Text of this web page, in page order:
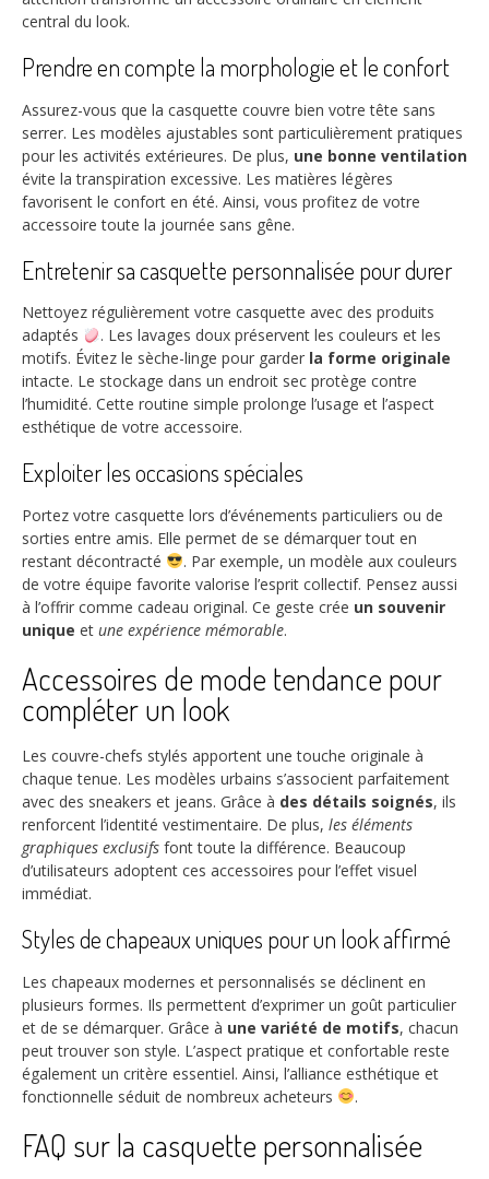
central du look.
Prendre en compte la morphologie et le confort
Assurez-vous que la casquette couvre bien votre tête sans
serrer. Les modèles ajustables sont particulièrement pratiques
pour les activités extérieures. De plus, une bonne ventilation
évite la transpiration excessive. Les matières légères
favorisent le confort en été. Ainsi, vous profitez de votre
accessoire toute la journée sans gêne.
Entretenir sa casquette personnalisée pour durer
Nettoyez régulièrement votre casquette avec des produits
adaptés
. Les lavages doux préservent les couleurs et les
motifs. Évitez le sèche-linge pour garder la forme originale
intacte. Le stockage dans un endroit sec protège contre
l’humidité. Cette routine simple prolonge l’usage et l’aspect
esthétique de votre accessoire.
Exploiter les occasions spéciales
Portez votre casquette lors d’événements particuliers ou de
sorties entre amis. Elle permet de se démarquer tout en
restant décontracté
. Par exemple, un modèle aux couleurs
de votre équipe favorite valorise l’esprit collectif. Pensez aussi
à l’offrir comme cadeau original. Ce geste crée un souvenir
unique et une expérience mémorable.
Accessoires de mode tendance pour
compléter un look
Les couvre-chefs stylés apportent une touche originale à
chaque tenue. Les modèles urbains s’associent parfaitement
avec des sneakers et jeans. Grâce à des détails soignés, ils
renforcent l’identité vestimentaire. De plus, les éléments
graphiques exclusifs font toute la différence. Beaucoup
d’utilisateurs adoptent ces accessoires pour l’effet visuel
immédiat.
Styles de chapeaux uniques pour un look affirmé
Les chapeaux modernes et personnalisés se déclinent en
plusieurs formes. Ils permettent d’exprimer un goût particulier
et de se démarquer. Grâce à une variété de motifs, chacun
peut trouver son style. L’aspect pratique et confortable reste
également un critère essentiel. Ainsi, l’alliance esthétique et
fonctionnelle séduit de nombreux acheteurs
.
FAQ sur la casquette personnalisée